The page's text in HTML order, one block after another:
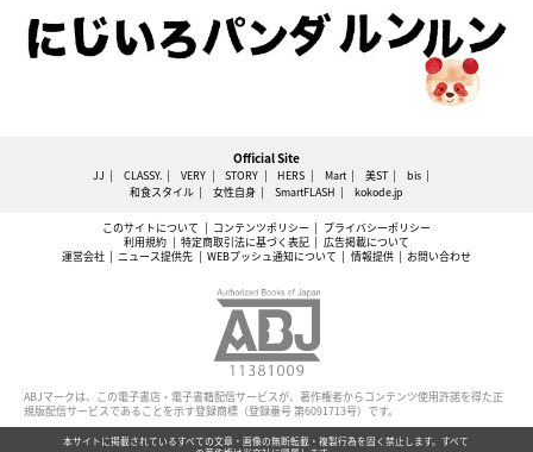
Official Site
JJ CLASSY. VERY STORY HERS Mart 美ST
bis
和食スタイル
女性自身 SmartFLASH kokode.jp
このサイトについて コンテンツポリシー
プライバシーポリシー
利用規約
特定商取引法に基づく表記
広告掲載について
運営会社
ニュース提供先 WEBプッシュ通知について 情報提供 お問い合わせ
ABJマークは、この電子書店・電子書籍配信サービスが、著作権者からコンテンツ使用許諾を得た正
規版配信サービスであることを示す登録商標（登録番号 第6091713号）です。
本サイトに掲載されているすべての文章・画像の無断転載・複製行為を固く禁止します。すべて